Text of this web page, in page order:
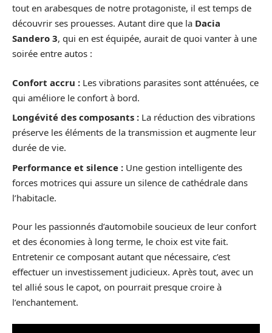
tout en arabesques de notre protagoniste, il est temps de
découvrir ses prouesses. Autant dire que la Dacia
Sandero 3, qui en est équipée, aurait de quoi vanter à une
soirée entre autos :
Confort accru : Les vibrations parasites sont atténuées, ce
qui améliore le confort à bord.
Longévité des composants : La réduction des vibrations
préserve les éléments de la transmission et augmente leur
durée de vie.
Performance et silence : Une gestion intelligente des
forces motrices qui assure un silence de cathédrale dans
l’habitacle.
Pour les passionnés d’automobile soucieux de leur confort
et des économies à long terme, le choix est vite fait.
Entretenir ce composant autant que nécessaire, c’est
effectuer un investissement judicieux. Après tout, avec un
tel allié sous le capot, on pourrait presque croire à
l’enchantement.